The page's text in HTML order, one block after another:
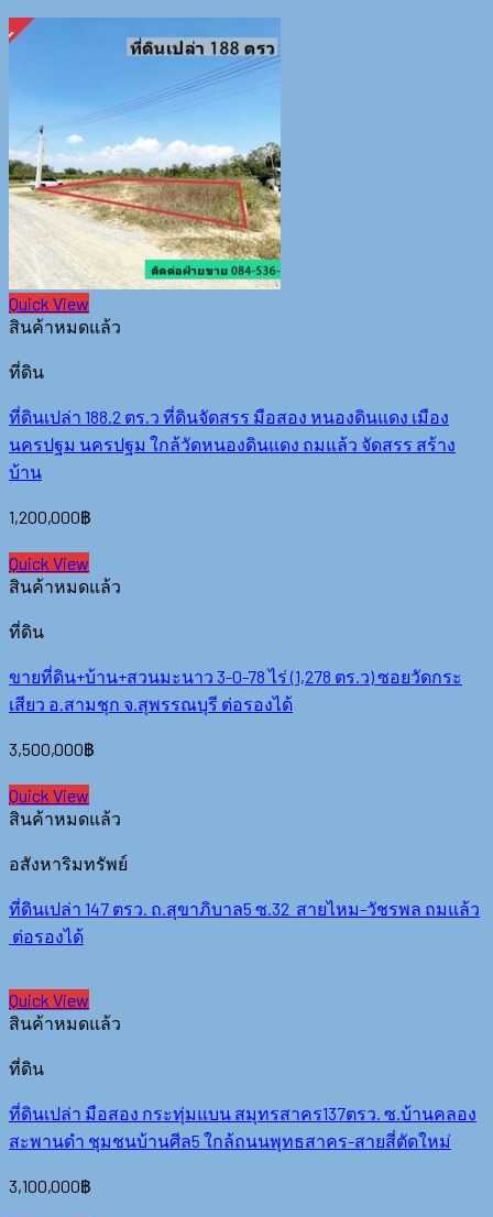
Quick View
สินค้าหมดแล้ว
ที่ดิน
ที่ดินเปล่า 188.2 ตร.ว ที่ดินจัดสรร มือสอง หนองดินแดง เมือง
นครปฐม นครปฐม ใกล้วัดหนองดินแดง ถมแล้ว จัดสรร สร้าง
บ้าน
1,200,000฿
Quick View
สินค้าหมดแล้ว
ที่ดิน
ขายที่ดิน+บ้าน+สวนมะนาว 3-0-78 ไร่ (1,278 ตร.ว) ซอยวัดกระ
เสียว อ.สามชุก จ.สุพรรณบุรี ต่อรองได้
3,500,000฿
Quick View
สินค้าหมดแล้ว
อสังหาริมทรัพย์
ที่ดินเปล่า 147 ตรว. ถ.สุขาภิบาล5 ซ.32 สายไหม-วัชรพล ถมแล้ว
ต่อรองได้
Quick View
สินค้าหมดแล้ว
ที่ดิน
ที่ดินเปล่า มือสอง กระทุ่มแบน สมุทรสาคร137ตรว. ซ.บ้านคลอง
สะพานดำ ชุมชนบ้านศีล5 ใกล้ถนนพุทธสาคร-สายสี่ตัดใหม่
3,100,000฿